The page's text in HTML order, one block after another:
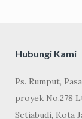
Hubungi Kami
Ps. Rumput,
proyek No.278
Setiabudi, Kota